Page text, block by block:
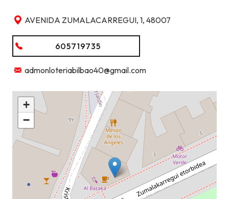
AVENIDA ZUMALACARREGUI, 1, 48007
605719735
admonloteriabilbao40@gmail.com
+
−